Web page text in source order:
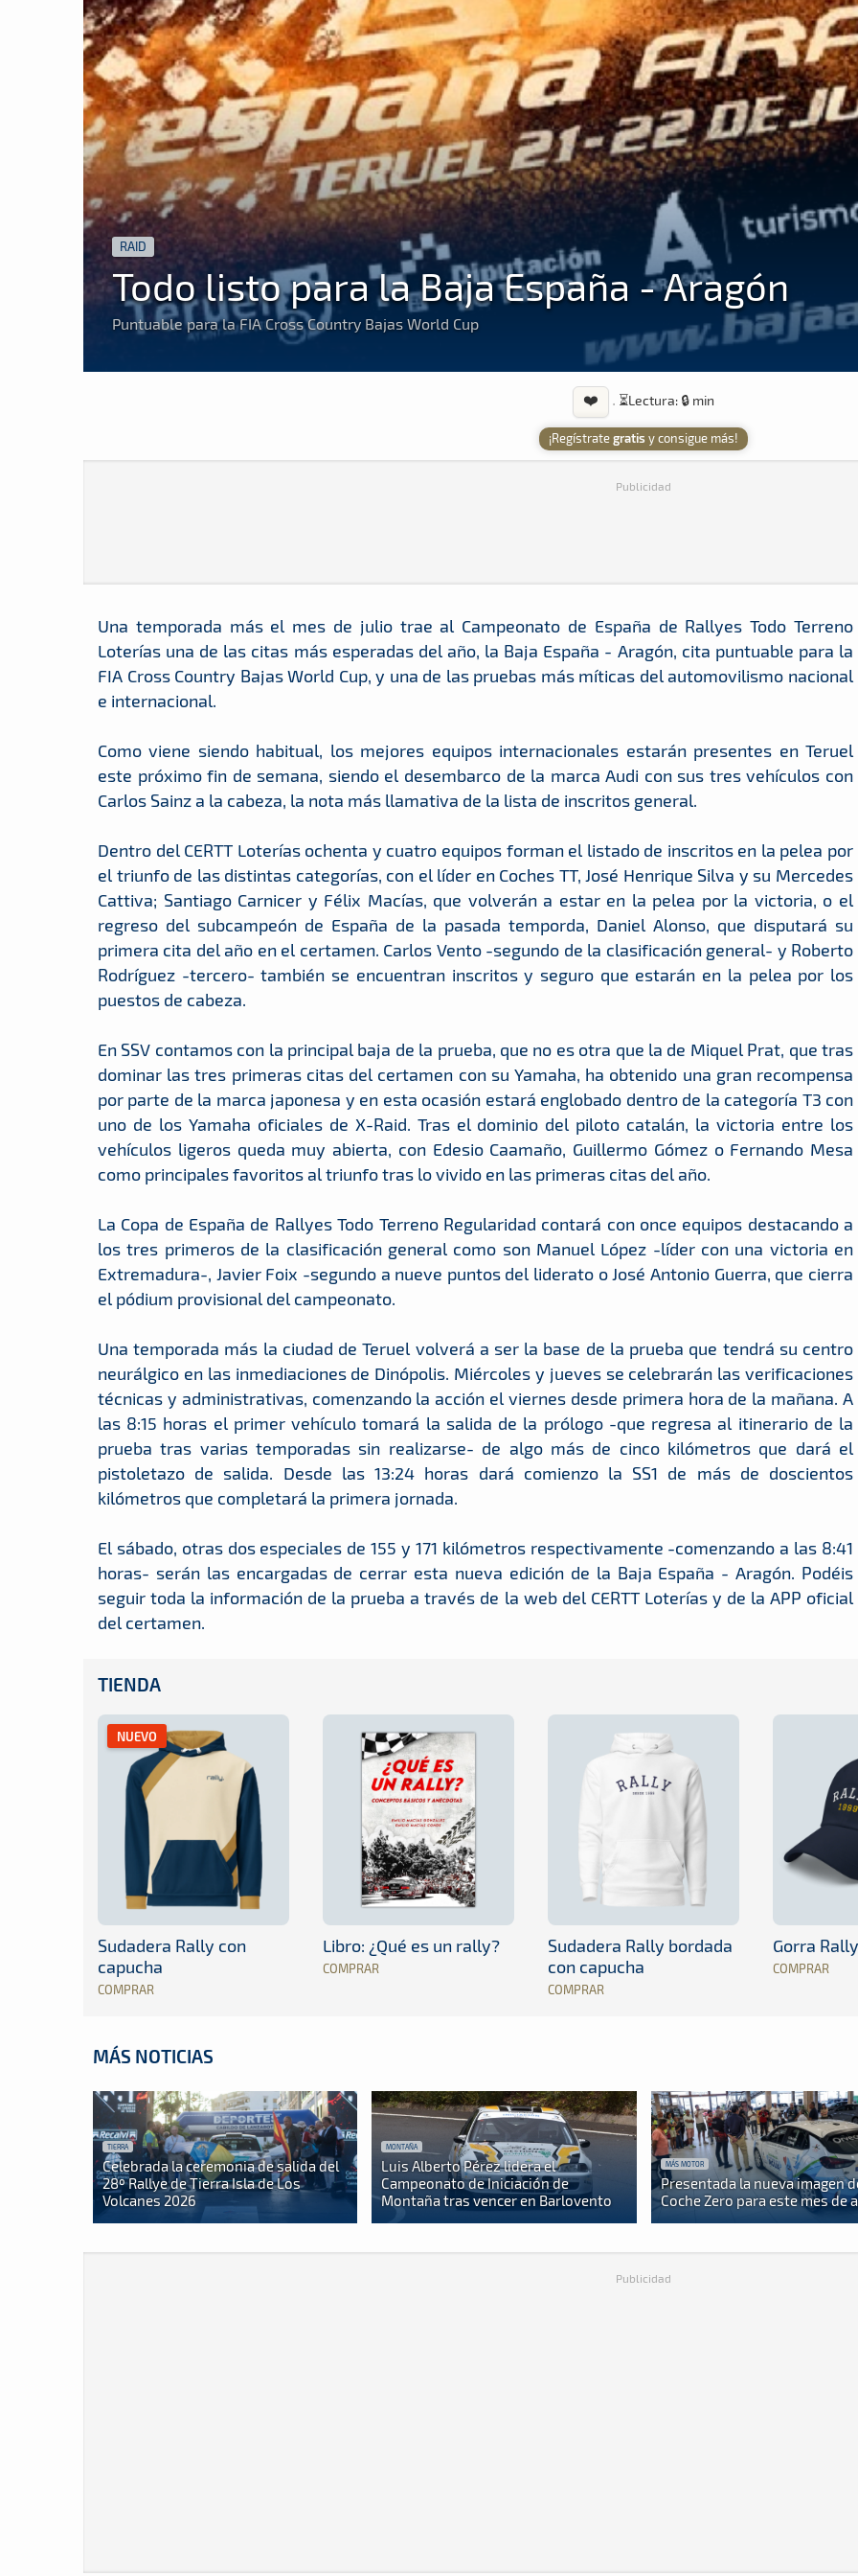
RAID
Todo listo para la Baja España - Aragón
Puntuable para la FIA Cross Country Bajas World Cup
❤️ · ⏳Lectura: 🔒 min
¡Regístrategratis y consigue más!
Publicidad
Una temporada más el mes de julio trae al Campeonato de España de Rallyes Todo Terreno
Loterías una de las citas más esperadas del año, la Baja España - Aragón, cita puntuable para la
FIA Cross Country Bajas World Cup, y una de las pruebas más míticas del automovilismo nacional
e internacional.
Como viene siendo habitual, los mejores equipos internacionales estarán presentes en Teruel
este próximo fin de semana, siendo el desembarco de la marca Audi con sus tres vehículos con
Carlos Sainz a la cabeza, la nota más llamativa de la lista de inscritos general.
Dentro del CERTT Loterías ochenta y cuatro equipos forman el listado de inscritos en la pelea por
el triunfo de las distintas categorías, con el líder en Coches TT, José Henrique Silva y su Mercedes
Cattiva; Santiago Carnicer y Félix Macías, que volverán a estar en la pelea por la victoria, o el
regreso del subcampeón de España de la pasada temporda, Daniel Alonso, que disputará su
primera cita del año en el certamen. Carlos Vento -segundo de la clasificación general- y Roberto
Rodríguez -tercero- también se encuentran inscritos y seguro que estarán en la pelea por los
puestos de cabeza.
En SSV contamos con la principal baja de la prueba, que no es otra que la de Miquel Prat, que tras
dominar las tres primeras citas del certamen con su Yamaha, ha obtenido una gran recompensa
por parte de la marca japonesa y en esta ocasión estará englobado dentro de la categoría T3 con
uno de los Yamaha oficiales de X-Raid. Tras el dominio del piloto catalán, la victoria entre los
vehículos ligeros queda muy abierta, con Edesio Caamaño, Guillermo Gómez o Fernando Mesa
como principales favoritos al triunfo tras lo vivido en las primeras citas del año.
La Copa de España de Rallyes Todo Terreno Regularidad contará con once equipos destacando a
los tres primeros de la clasificación general como son Manuel López -líder con una victoria en
Extremadura-, Javier Foix -segundo a nueve puntos del liderato o José Antonio Guerra, que cierra
el pódium provisional del campeonato.
Una temporada más la ciudad de Teruel volverá a ser la base de la prueba que tendrá su centro
neurálgico en las inmediaciones de Dinópolis. Miércoles y jueves se celebrarán las verificaciones
técnicas y administrativas, comenzando la acción el viernes desde primera hora de la mañana. A
las 8:15 horas el primer vehículo tomará la salida de la prólogo -que regresa al itinerario de la
prueba tras varias temporadas sin realizarse- de algo más de cinco kilómetros que dará el
pistoletazo de salida. Desde las 13:24 horas dará comienzo la SS1 de más de doscientos
kilómetros que completará la primera jornada.
El sábado, otras dos especiales de 155 y 171 kilómetros respectivamente -comenzando a las 8:41
horas- serán las encargadas de cerrar esta nueva edición de la Baja España - Aragón. Podéis
seguir toda la información de la prueba a través de la web del CERTT Loterías y de la APP oficial
del certamen.
TIENDA
NUEVO
Sudadera Rally con
capucha
COMPRAR
Libro: ¿Qué es un rally?
COMPRAR
Sudadera Rally bordada
con capucha
COMPRAR
Gorra
COMPRAR
MÁS NOTICIAS
TIERRA
Celebrada la ceremonia de salida del
28º Rallye de Tierra Isla de Los
Volcanes 2026
MONTAÑA
Luis Alberto Pérez lidera el
Campeonato de Iniciación de
Montaña tras vencer en Barlovento
MÁS MOTOR
Presentada la nueva imagen
Coche Zero para este mes de
Publicidad